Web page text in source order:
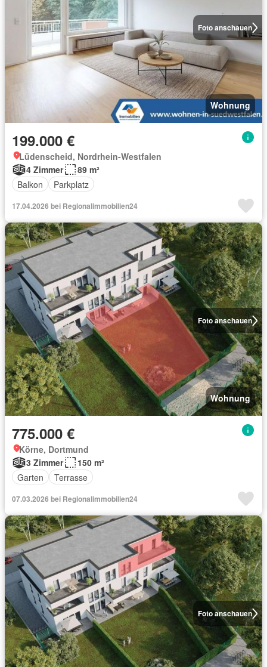
Foto anschauen
Wohnung
199.000 €
Lüdenscheid, Nordrhein-Westfalen
4 Zimmer
89 m²
Balkon
Parkplatz
17.04.2026 bei Regionalimmobilien24
Foto anschauen
Wohnung
775.000 €
Körne, Dortmund
3 Zimmer
150 m²
Garten
Terrasse
07.03.2026 bei Regionalimmobilien24
Foto anschauen